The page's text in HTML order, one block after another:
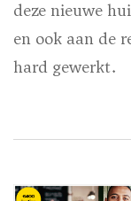
deze nieuwe
en ook aan de
hard gewerkt.